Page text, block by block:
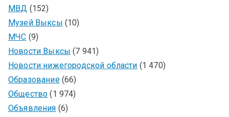
МВД (152)
Музей Выксы (10)
МЧС (9)
Новости Выксы (7 941)
Новости нижегородской области (1 470)
Образование(66)
Общество (1 974)
Объявления (6)